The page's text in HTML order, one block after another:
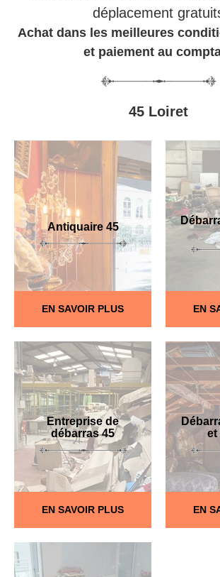
déplacement
Achat dans les meilleures
et paiement au
45 Loiret
Antiquaire 45
EN SAVOIR PLUS EN
Entreprise de
débarras 45
EN SAVOIR PLUS
et
EN